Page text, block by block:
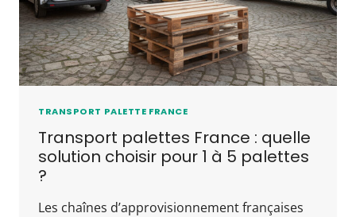
TRANSPORT PALETTE FRANCE
Transport palettes France : quelle
solution choisir pour 1 à 5 palettes
?
Les chaînes d’approvisionnement françaises